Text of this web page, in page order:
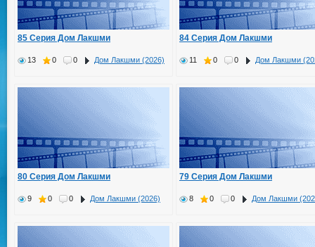
85 Серия Дом Лакшми
13 0 0 Дом Лакшми (2026)
84 Серия Дом Лакшми
11 0 0 Дом Лакшми
80 Серия Дом Лакшми
9 0 0 Дом Лакшми (2026)
79 Серия Дом Лакшми
8 0 0 Дом Лакшми